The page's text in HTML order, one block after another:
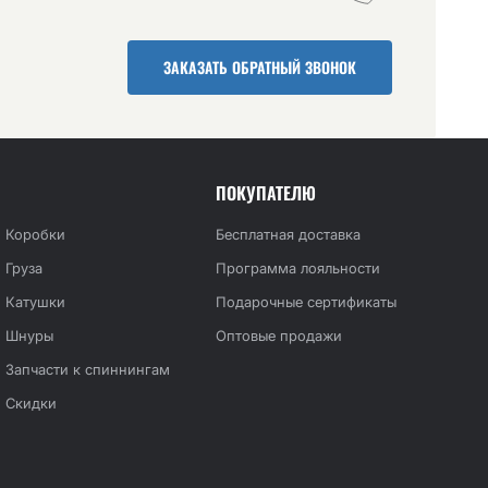
ЗАКАЗАТЬ ОБРАТНЫЙ ЗВОНОК
Коробки
Груза
Катушки
Шнуры
Запчасти к спиннингам
Скидки
ПОКУПАТЕЛЮ
Бесплатная доставка
Программа лояльности
Подарочные сертификаты
Оптовые продажи